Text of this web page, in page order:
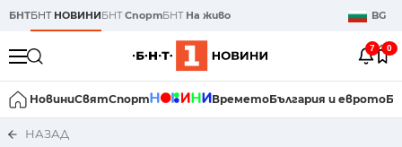
БНТБНТ НОВИНИБНТСпортБНТ На живо BG
7 0
НовиниСвятСпорт ВреметоБългария и еврото
НАЗАД